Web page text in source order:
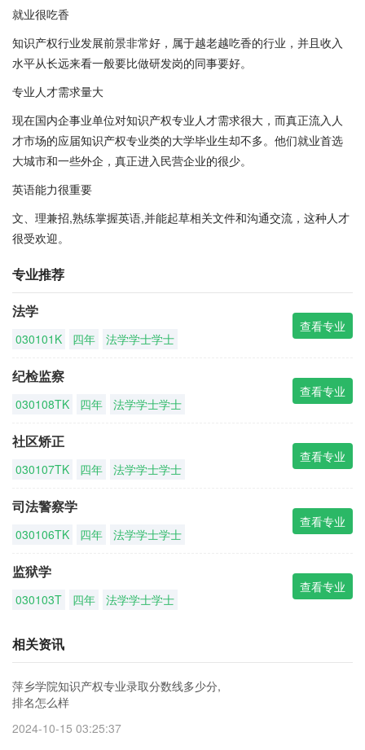
就业很吃香
知识产权行业发展前景非常好，属于越老越吃香的行业，并且收入
水平从长远来看一般要比做研发岗的同事要好。
专业人才需求量大
现在国内企事业单位对知识产权专业人才需求很大，而真正流入人
才市场的应届知识产权专业类的大学毕业生却不多。他们就业首选
大城市和一些外企，真正进入民营企业的很少。
英语能力很重要
文、理兼招,熟练掌握英语,并能起草相关文件和沟通交流，这种人才
很受欢迎。
专业推荐
法学
030101K 四年 法学学士学士
查看专业
纪检监察
030108TK 四年 法学学士学士
查看专业
社区矫正
030107TK 四年 法学学士学士
查看专业
司法警察学
030106TK 四年 法学学士学士
查看专业
监狱学
030103T 四年 法学学士学士
查看专业
相关资讯
萍乡学院知识产权专业录取分数线多少分,
排名怎么样
2024-10-15 03:25:37